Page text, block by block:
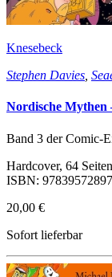
Knesebeck
Stephen Davies
Nordische
Band 3 der Comic-
Hardcover, 64
ISBN:
20,00 €
Sofort lieferbar